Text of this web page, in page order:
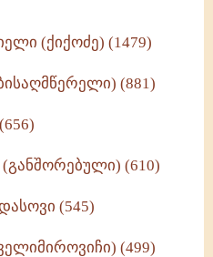
(ქიქოძე) (1479)
(881)
(610)
(545)
(499)